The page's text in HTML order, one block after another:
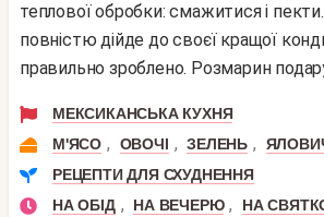
теплової обробки: смажитися і
повністю дійде до своєї кращої
правильно зроблено. Розмарин
МЕКСИКАНСЬКА КУХНЯ
М'ЯСО , ОВОЧІ , ЗЕЛЕНЬ ,
РЕЦЕПТИ ДЛЯ СХУДНЕННЯ
НА ОБІД , НА ВЕЧЕРЮ , НА